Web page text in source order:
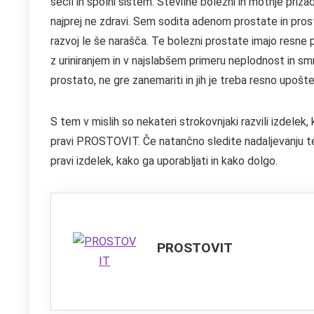
najprej ne zdravi. Sem sodita adenom prostate in
razvoj le še narašča. Te bolezni prostate imajo
z uriniranjem in v najslabšem primeru neplodnost in
prostato, ne gre zanemariti in jih je treba resno
S tem v mislih so nekateri strokovnjaki razvili
pravi PROSTOVIT. Če natančno sledite nadaljevanju
pravi izdelek, kako ga uporabljati in kako dolgo.
PROSTOVIT